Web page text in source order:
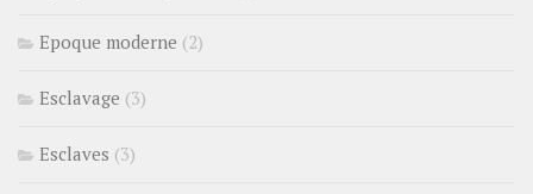
Epoque moderne (2)
Esclavage (3)
Esclaves (3)